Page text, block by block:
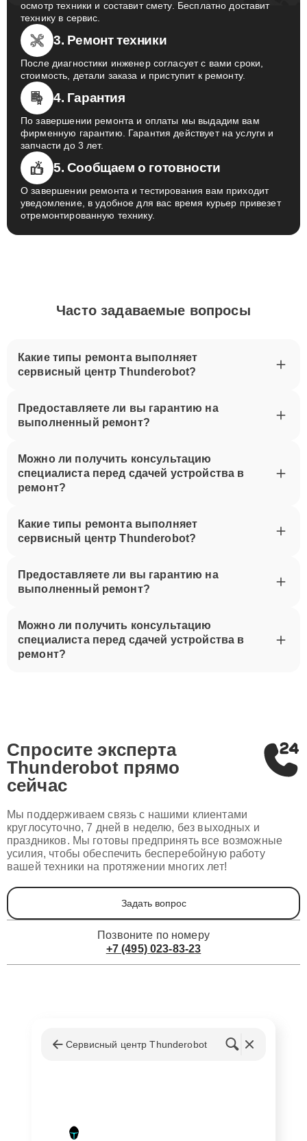
осмотр техники и составит смету. Бесплатно доставит
технику в сервис.
3. Ремонт техники
После диагностики инженер согласует с вами сроки,
стоимость, детали заказа и приступит к ремонту.
4. Гарантия
По завершении ремонта и оплаты мы выдадим вам
фирменную гарантию. Гарантия действует на услуги и
запчасти до 3 лет.
5. Сообщаем о готовности
О завершении ремонта и тестирования вам приходит
уведомление, в удобное для вас время курьер привезет
отремонтированную технику.
Часто задаваемые вопросы
Какие типы ремонта выполняет
сервисный центр Thunderobot?
Предоставляете ли вы гарантию на
выполненный ремонт?
Можно ли получить консультацию
специалиста перед сдачей устройства в
ремонт?
Какие типы ремонта выполняет
сервисный центр Thunderobot?
Предоставляете ли вы гарантию на
выполненный ремонт?
Можно ли получить консультацию
специалиста перед сдачей устройства в
ремонт?
Спросите эксперта
Thunderobot прямо
сейчас
Мы поддерживаем связь с нашими клиентами
круглосуточно, 7 дней в неделю, без выходных и
праздников. Мы готовы предпринять все возможные
усилия, чтобы обеспечить бесперебойную работу
вашей техники на протяжении многих лет!
Задать вопрос
Позвоните по номеру
+7 (495) 023-83-23
Сервисный центр Thunderobot